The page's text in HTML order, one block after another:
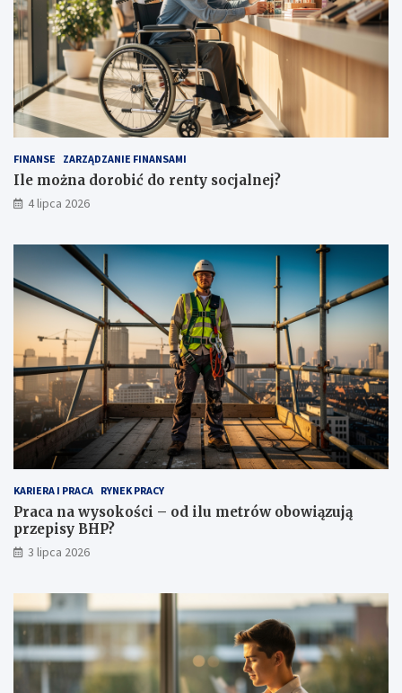
FINANSE ZARZĄDZANIE FINANSAMI
Ile można dorobić do renty socjalnej?
4 lipca 2026
KARIERA I PRACA RYNEK PRACY
Praca na wysokości – od ilu metrów obowiązują
przepisy BHP?
3 lipca 2026